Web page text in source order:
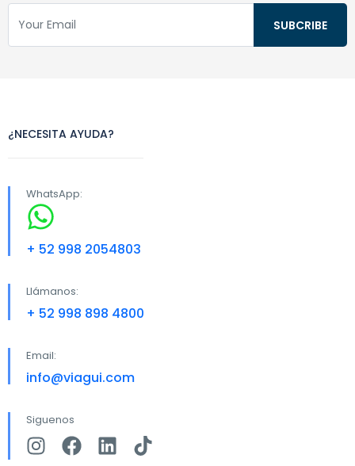
¿NECESITA AYUDA?
WhatsApp:
+ 52 998 2054803
Llámanos:
+ 52 998 898 4800
Email:
info@viagui.com
Siguenos